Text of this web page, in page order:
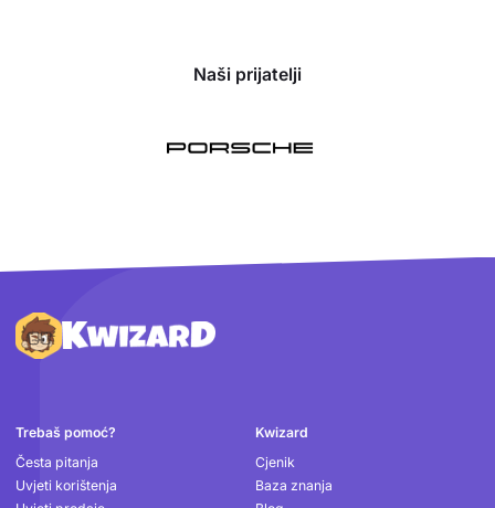
Naši prijatelji
Podnožje
Trebaš pomoć?
Česta pitanja
Uvjeti korištenja
Kwizard
Cjenik
Baza znanja